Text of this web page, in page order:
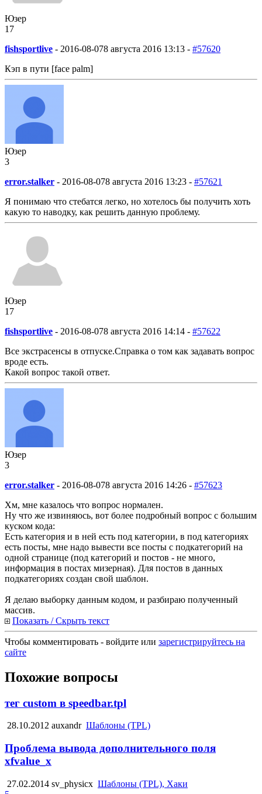
Юзер
17
fishsportlive - 2016-08-078 августа 2016 13:13 - #57620
Кэп в пути [face palm]
Юзер
3
error.stalker - 2016-08-078 августа 2016 13:23 - #57621
Я понимаю что стебатся легко, но хотелось бы получить хоть
какую то наводку, как решить данную проблему.
Юзер
17
fishsportlive - 2016-08-078 августа 2016 14:14 - #57622
Все экстрасенсы в отпуске.Справка о том как задавать вопрос
вроде есть.
Какой вопрос такой ответ.
Юзер
3
error.stalker - 2016-08-078 августа 2016 14:26 - #57623
Хм, мне казалось что вопрос нормален.
Ну что же извиняюсь, вот более подробный вопрос с большим
куском кода:
Есть категория и в ней есть под категории, в под категориях
есть посты, мне надо вывести все посты с подкатегорий на
одной странице (под категорий и постов - не много,
информация в постах мизерная). Для постов в данных
подкатегориях создан свой шаблон.
Я делаю выборку данным кодом, и разбираю полученный
массив.
Показать / Скрыть текст
Чтобы комментировать - войдите или зарегистрируйтесь на
сайте
Похожие вопросы
тег custom в speedbar.tpl
28.10.2012 auxandr Шаблоны (TPL)
Проблема вывода дополнительного поля
xfvalue_x
27.02.2014 sv_physicx Шаблоны (TPL), Хаки